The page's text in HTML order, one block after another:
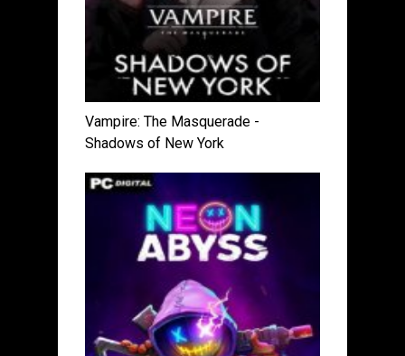
Vampire: The Masquerade -
Shadows of New York